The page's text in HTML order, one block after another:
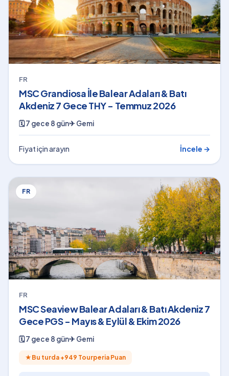
FR
MSC Grandiosa İle Balear Adaları & Batı
Akdeniz 7 Gece THY - Temmuz 2026
🗓7 gece 8 gün✈Gemi
Fiyat için arayın İncele →
FR
FR
MSC Seaview Balear Adaları & Batı Akdeniz 7
Gece PGS - Mayıs & Eylül & Ekim 2026
🗓7 gece 8 gün✈Gemi
★ Bu turda +949 Tourperia Puan